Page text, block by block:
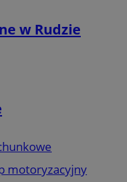
w Rudzie
motoryzacyjny